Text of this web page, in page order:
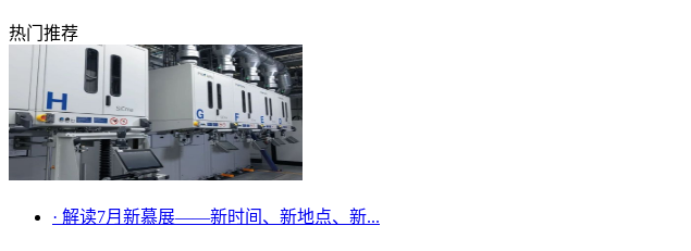
热门推荐
· 解读7月新慕展——新时间、新地点、新...